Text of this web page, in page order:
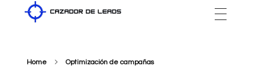
Home Optimización de campañas